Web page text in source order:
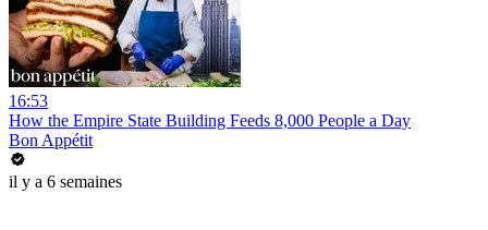
16:53
How the Empire State Building Feeds 8,000 People a Day
Bon Appétit
il y a 6 semaines